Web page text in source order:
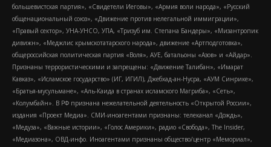
большевистская партия», «Свидетели Иеговы», «Армия воли народа», «Русский
общенациональный союз», «Движение против нелегальной иммиграции»,
«Правый сектор», УНА-УНСО, УПА, «Тризуб им. Степана Бандеры», «Мизантропик
дивижн», «Меджлис крымскотатарского народа», движение «Артподготовка»,
общероссийская политическая партия «Воля», АУЕ, батальоны «Азов» и «Айдар».
Признаны террористическими и запрещены: «Движение Талибан», «Имарат
Кавказ», «Исламское государство» (ИГ, ИГИЛ), Джебхад-ан-Нусра, «АУМ Синрике»,
«Братья-мусульмане», «Аль-Каида в странах исламского Магриба», «Сеть»,
«Колумбайн». В РФ признана нежелательной деятельность «Открытой России»,
издания «Проект Медиа». СМИ-иноагентами признаны: телеканал «Дождь»,
«Медуза», «Важные истории», «Голос Америки», радио «Свобода», The Insider,
«Медиазона», ОВД-инфо. Иноагентами признаны общество/центр «Мемориал»,